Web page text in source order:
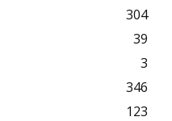
304
39
3
346
123